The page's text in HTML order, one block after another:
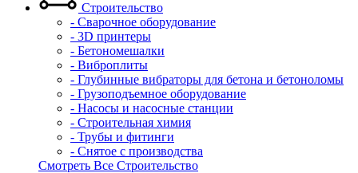
Строительство
- Сварочное оборудование
- 3D принтеры
- Бетономешалки
- Виброплиты
- Глубинные вибраторы для бетона и бетоноломы
- Грузоподъемное оборудование
- Насосы и насосные станции
- Строительная химия
- Трубы и фитинги
- Снятое с производства
Смотреть Все Строительство